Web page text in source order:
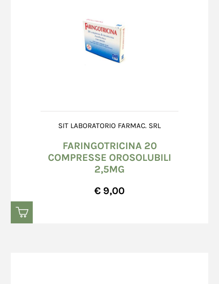
SIT LABORATORIO FARMAC. SRL
FARINGOTRICINA 20
COMPRESSE OROSOLUBILI
2,5MG
€ 9,00